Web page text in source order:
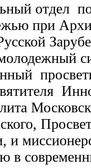
отдел
при
и
в